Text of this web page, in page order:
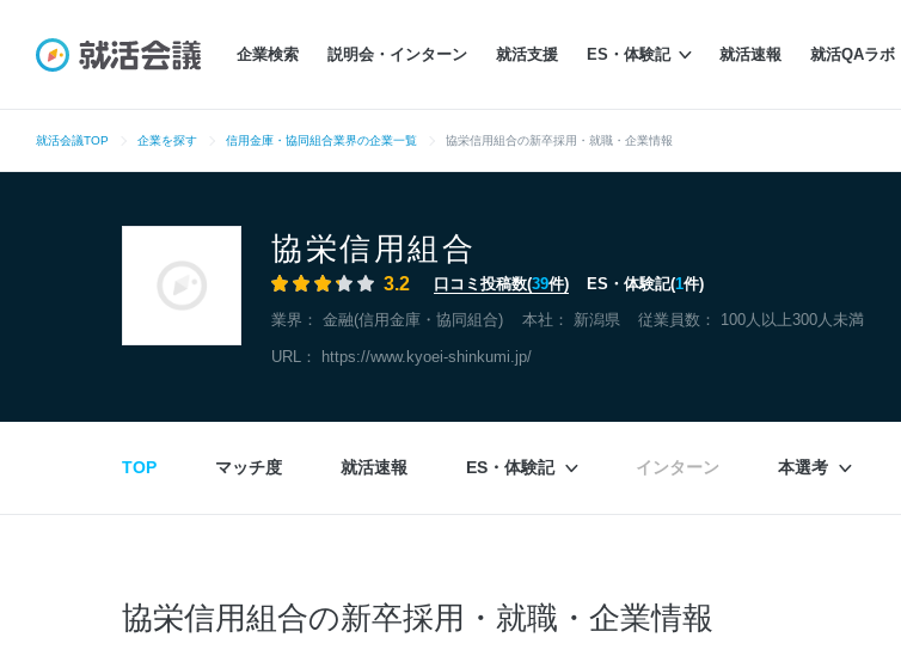
企業検索 説明会・インターン 就活支援 ES・体験記 就活速報 就活QAラボ
就活会議TOP 企業を探す 信用金庫・協同組合業界の企業一覧 協栄信用組合の新卒採用・就職・企業情報
協栄信用組合
3.2 口コミ投稿数(39件) ES・体験記(1件)
業界： 金融(信用金庫・協同組合) 本社： 新潟県 従業員数： 100人以上300人未満
URL： https://www.kyoei-shinkumi.jp/
TOP マッチ度 就活速報 ES・体験記 インターン 本選考
協栄信用組合の新卒採用・就職・企業情報